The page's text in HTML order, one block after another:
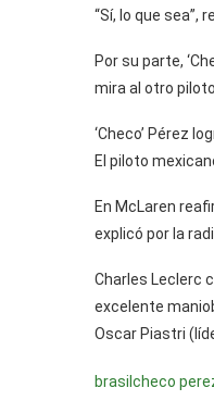
“Sí, lo que sea”,
Por su parte,
mira al otro
‘Checo’ Pérez
El piloto
En McLaren
explicó por la
Charles Leclerc
excelente
Oscar Piastri
brasil checo